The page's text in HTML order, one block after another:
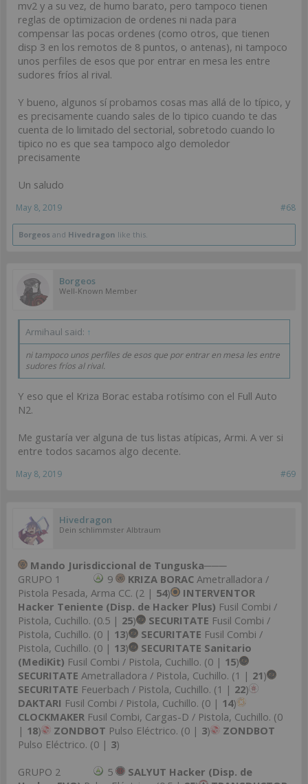
mv2 y a su vez, de humo barato, pero tampoco tienen
reglas de optimizacion de ordenes ni nada para
compensar las pocas ordenes (como otros, que tienen
disp 3 en los remotos de 8 puntos, o antenas), ni tampoco
unos perfiles de esos que por entrar en mesa les entre
sudores fríos al rival.
Y bueno, algunos sí probamos cosas mas allá de lo típico, y
es precisamente cuando sales de lo tipico cuando te das
cuenta de lo limitado del sectorial, sobretodo cuando lo
tipico no es que sea tampoco algo demoledor
precisamente
Un saludo
#68
May 8, 2019
Borgeos and Hivedragon like this.
Borgeos
Well-Known Member
Armihaul said: ↑
ni tampoco unos perfiles de esos que por entrar en mesa les entre
sudores fríos al rival.
Y eso que el Kriza Borac estaba rotísimo con el Full Auto
N2.
Me gustaría ver alguna de tus listas atípicas, Armi. A ver si
entre todos sacamos algo decente.
#69
May 8, 2019
Hivedragon
Dein schlimmster Albtraum
Mando Jurisdiccional de Tunguska───
GRUPO 1
9 KRIZA BORACAmetralladora /
Pistola Pesada, Arma CC. (2 | 54)
INTERVENTOR
Hacker Teniente (Disp. de Hacker Plus) Fusil Combi /
Pistola, Cuchillo. (0.5 | 25) SECURITATE Fusil Combi /
Pistola, Cuchillo. (0 | 13) SECURITATE Fusil Combi /
Pistola, Cuchillo. (0 | 13)
SECURITATE Sanitario
(MediKit) Fusil Combi / Pistola, Cuchillo. (0 | 15)
SECURITATE Ametralladora / Pistola, Cuchillo. (1 | 21)
SECURITATE Feuerbach / Pistola, Cuchillo. (1 | 22)
DAKTARI Fusil Combi / Pistola, Cuchillo. (0 | 14)
CLOCKMAKER Fusil Combi, Cargas-D / Pistola, Cuchillo. (0
| 18) ZONDBOT Pulso Eléctrico. (0 | 3)
ZONDBOT
Pulso Eléctrico. (0 | 3)
GRUPO 2
5
SALYUT Hacker (Disp. de